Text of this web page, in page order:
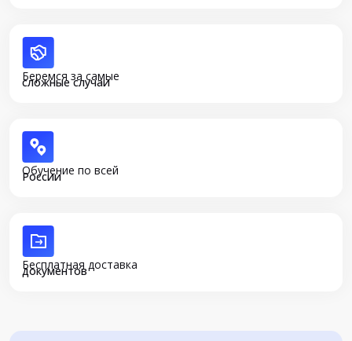
Беремся за самые
сложные случаи
Обучение по всей
России
Бесплатная доставка
документов